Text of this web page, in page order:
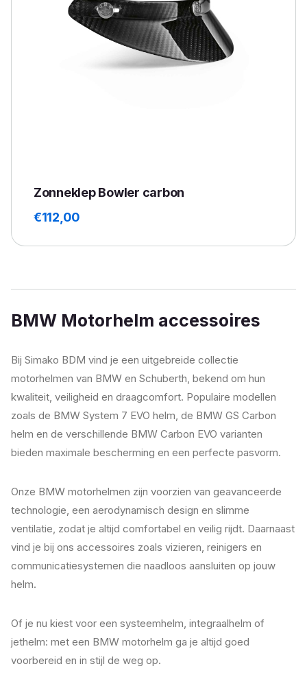
Zonneklep Bowler carbon
€112,00
BMW Motorhelm accessoires
Bij Simako BDM vind je een uitgebreide collectie
motorhelmen van BMW en Schuberth, bekend om hun
kwaliteit, veiligheid en draagcomfort. Populaire modellen
zoals de BMW System 7 EVO helm, de BMW GS Carbon
helm en de verschillende BMW Carbon EVO varianten
bieden maximale bescherming en een perfecte pasvorm.
Onze BMW motorhelmen zijn voorzien van geavanceerde
technologie, een aerodynamisch design en slimme
ventilatie, zodat je altijd comfortabel en veilig rijdt. Daarnaast
vind je bij ons accessoires zoals vizieren, reinigers en
communicatie­systemen die naadloos aansluiten op jouw
helm.
Of je nu kiest voor een systeemhelm, integraalhelm of
jethelm: met een BMW motorhelm ga je altijd goed
voorbereid en in stijl de weg op.